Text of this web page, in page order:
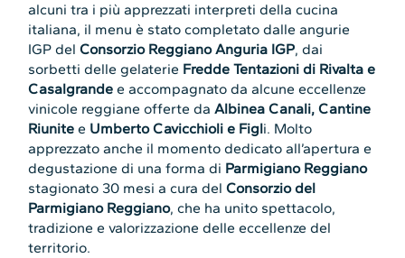
alcuni tra i più apprezzati interpreti della cucina
italiana, il menu è stato completato dalle angurie
IGP delConsorzio Reggiano Anguria IGP, dai
sorbetti delle gelaterie Fredde Tentazioni di Rivalta e
Casalgrandee accompagnato da alcune eccellenze
vinicole reggiane offerte daAlbinea Canali, Cantine
Riunitee Umberto Cavicchioli e Figli. Molto
apprezzato anche il momento dedicato all’apertura e
degustazione di una forma di Parmigiano Reggiano
stagionato 30 mesi a cura delConsorzio del
Parmigiano Reggiano, che ha unito spettacolo,
tradizione e valorizzazione delle eccellenze del
territorio.